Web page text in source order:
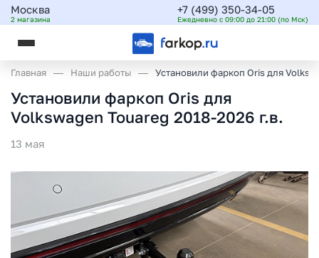
Москва
2 магазина
+7 (499) 350-34-05
Ежедневно с 09:00 до 21:00 (по Мск)
Главная Наши работы Установили фаркоп Oris для
Установили фаркоп Oris для
Volkswagen Touareg 2018-2026 г.в.
13 мая